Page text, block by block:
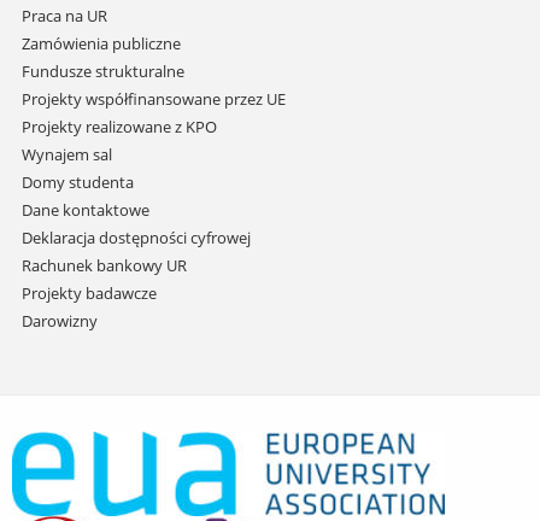
Praca na UR
Zamówienia publiczne
Fundusze strukturalne
Projekty współfinansowane przez UE
Projekty realizowane z KPO
Wynajem sal
Domy studenta
Dane kontaktowe
Deklaracja dostępności cyfrowej
Rachunek bankowy UR
Projekty badawcze
Darowizny